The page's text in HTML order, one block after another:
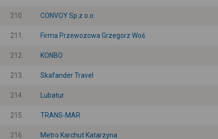
210. CONVOY Sp.z o.o.
211. Firma Przewozowa Grzegorz Woś
212. KONBO
213. Skafander Travel
214. Lubatur
215. TRANS-MAR
216. Metro Karchut Katarzyna